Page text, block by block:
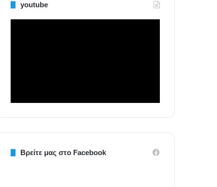
youtube
Βρείτε μας στο Facebook